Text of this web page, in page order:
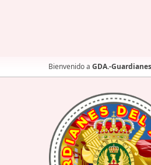
Bienvenido a GDA.-